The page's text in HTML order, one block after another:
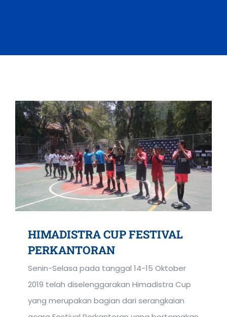
HIMADISTRA CUP FESTIVAL
PERKANTORAN
Senin-Selasa pada tanggal 14-15 Oktober
2019 telah diselenggarakan Himadistra Cup
yang merupakan bagian dari serangkaian